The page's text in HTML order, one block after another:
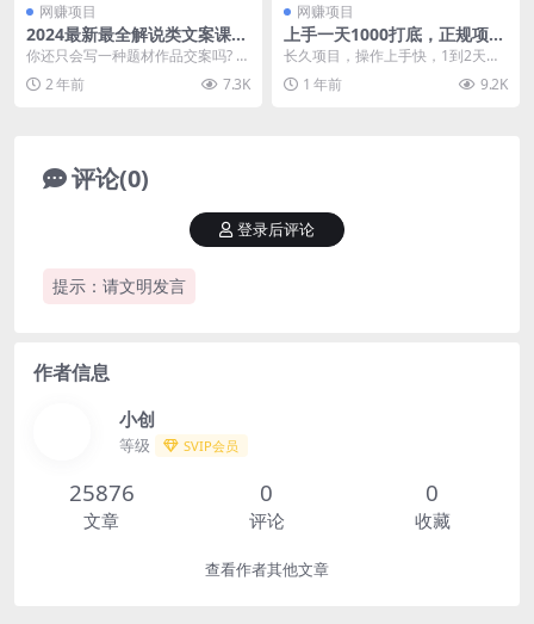
网赚项目
2024最新最全解说类文案课：
教你写出好的爆款文案，轻松
上热门(20节
你还只会写一种题材作品交案吗? 你
还在搬运借鉴别人作品不会原创吗?
课程内容： ...
2 年前 7.3K
网赚项目
上手一天1000打底，正规项
目，懒人勿扰
长久项目，操作上手快，1到2天就
能学会，收益比较可观，一天一两
千是正常状态，稍微...
1 年前 9.2K
评论(0)
提示：请文明发言
登录后评论
作者信息
小创
等级 SVIP会员
25876
文章
0
评论
0
收藏
查看作者其他文章